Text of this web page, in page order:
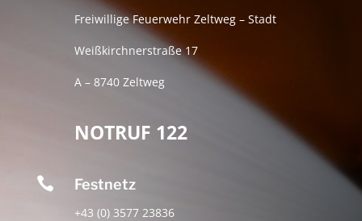
Freiwillige Feuerwehr Zeltweg – Stadt
Weißkirchnerstraße 17
A – 8740 Zeltweg
NOTRUF 122
 Festnetz
+43 (0) 3577 23836